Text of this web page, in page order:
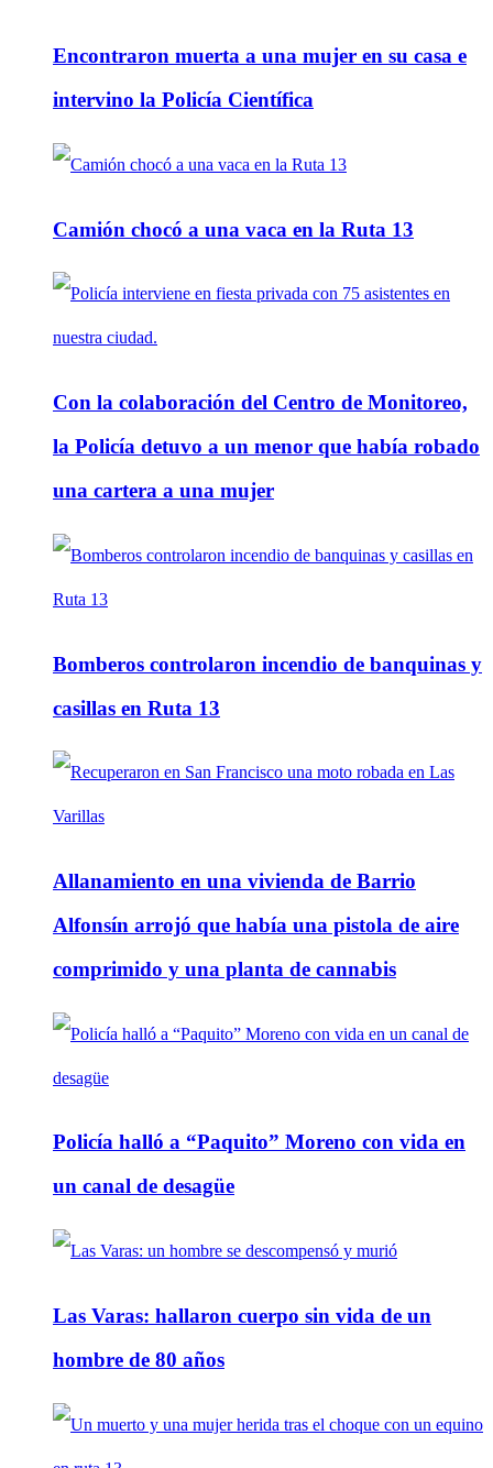
Encontraron muerta a una mujer en su casa e
intervino la Policía Científica
Camión chocó a una vaca en la Ruta 13
Con la colaboración del Centro de Monitoreo,
la Policía detuvo a un menor que había robado
una cartera a una mujer
Bomberos controlaron incendio de banquinas y
casillas en Ruta 13
Allanamiento en una vivienda de Barrio
Alfonsín arrojó que había una pistola de aire
comprimido y una planta de cannabis
Policía halló a “Paquito” Moreno con vida en
un canal de desagüe
Las Varas: hallaron cuerpo sin vida de un
hombre de 80 años